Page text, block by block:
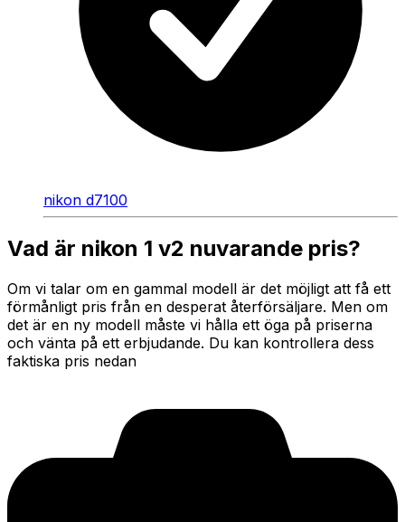
nikon d7100
Vad är nikon 1 v2 nuvarande pris?
Om vi talar om en gammal modell är det möjligt att få ett
förmånligt pris från en desperat återförsäljare. Men om
det är en ny modell måste vi hålla ett öga på priserna
och vänta på ett erbjudande. Du kan kontrollera dess
faktiska pris nedan